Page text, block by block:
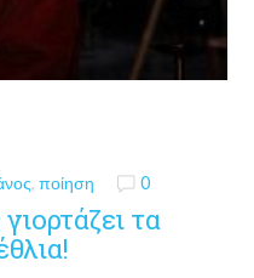
,ποίηση 0
τα